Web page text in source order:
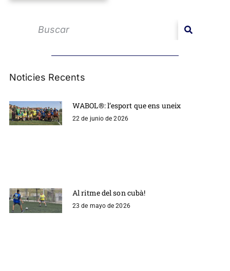
Noticies Recents
WABOL®: l’esport que ens uneix
22 de junio de 2026
Al ritme del son cubà!
23 de mayo de 2026